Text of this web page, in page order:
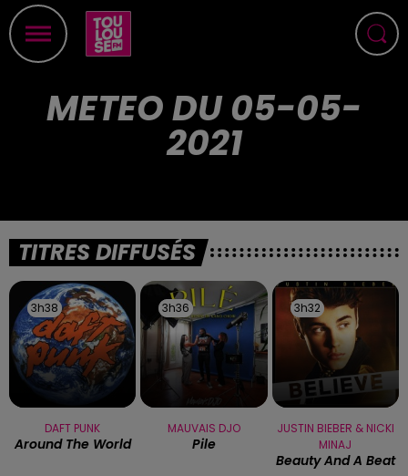
METEO DU 05-05-
2021
TITRES DIFFUSÉS
3h38
3h38
DAFT PUNK
Around The World
3h36
3h36
MAUVAIS DJO
Pile
3h32
3h32
JUSTIN BIEBER & NICKI
MINAJ
Beauty And A Beat